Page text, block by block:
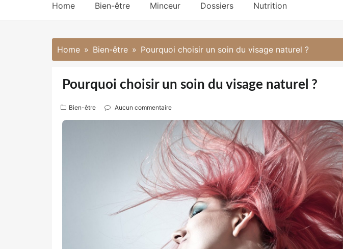
Home Bien-être Minceur Dossiers Nutrition
Home Bien-être Pourquoi choisir un soin du visage naturel ?
Pourquoi choisir un soin du visage naturel ?
Bien-être Aucun commentaire